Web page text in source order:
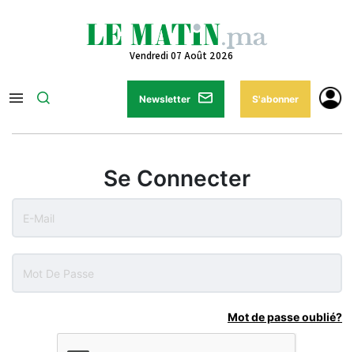
Vendredi 07 Août 2026
Newsletter S'abonner
Se Connecter
Mot de passe oublié?